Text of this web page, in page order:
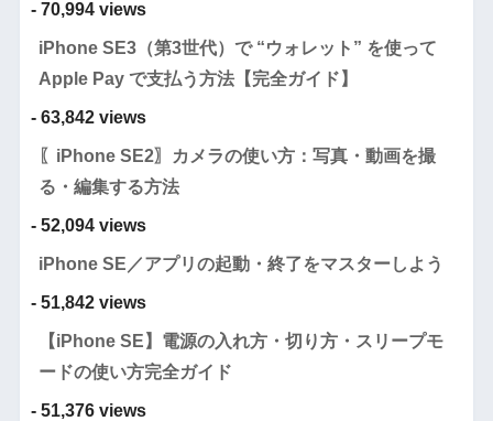
- 70,994 views
iPhone SE3（第3世代）で “ウォレット” を使って
Apple Pay で支払う方法【完全ガイド】
- 63,842 views
〖iPhone SE2〗カメラの使い方：写真・動画を撮
る・編集する方法
- 52,094 views
iPhone SE／アプリの起動・終了をマスターしよう
- 51,842 views
【iPhone SE】電源の入れ方・切り方・スリープモ
ードの使い方完全ガイド
- 51,376 views